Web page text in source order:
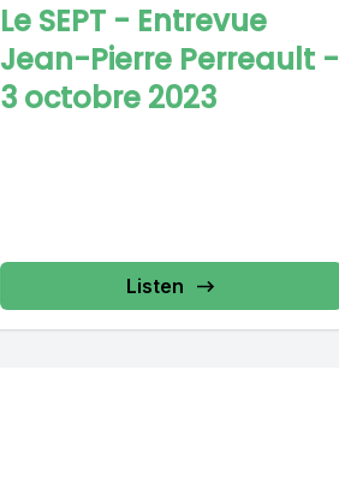
Le SEPT - Entrevue
Jean-Pierre Perreault -
3 octobre 2023
Listen